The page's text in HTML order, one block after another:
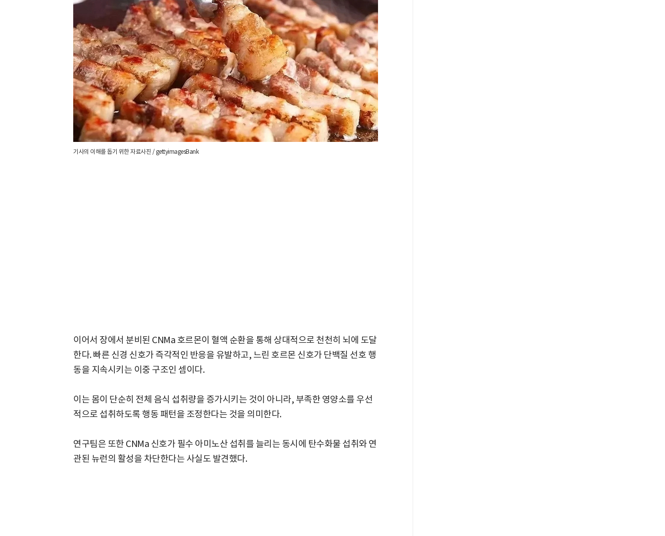
기사의 이해를 돕기 위한 자료사진 / gettyimagesBank
이어서 장에서 분비된 CNMa 호르몬이 혈액 순환을 통해 상대적으로 천천히 뇌에 도달
한다. 빠른 신경 신호가 즉각적인 반응을 유발하고, 느린 호르몬 신호가 단백질 선호 행
동을 지속시키는 이중 구조인 셈이다.
이는 몸이 단순히 전체 음식 섭취량을 증가시키는 것이 아니라, 부족한 영양소를 우선
적으로 섭취하도록 행동 패턴을 조정한다는 것을 의미한다.
연구팀은 또한 CNMa 신호가 필수 아미노산 섭취를 늘리는 동시에 탄수화물 섭취와 연
관된 뉴런의 활성을 차단한다는 사실도 발견했다.